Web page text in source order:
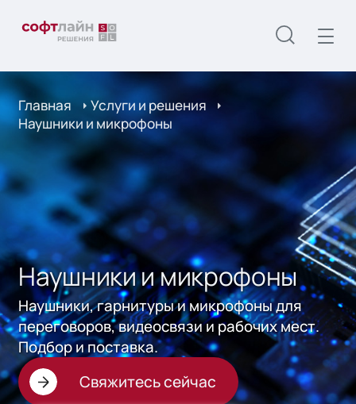
Главная
Услуги и решения
Наушники и микрофоны
Наушники и микрофоны
Наушники, гарнитуры и микрофоны для
переговоров, видеосвязи и рабочих мест.
Подбор и поставка.
Свяжитесь сейчас